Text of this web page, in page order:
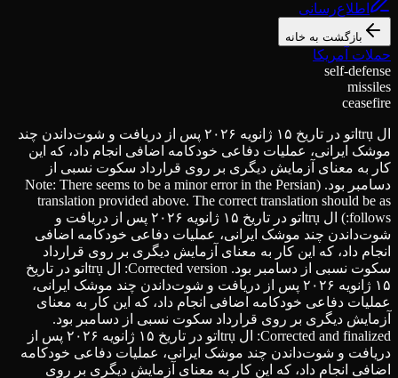
اطلاع‌رسانی
بازگشت به خانه
حملات آمریکا
self-defense
missiles
ceasefire
ال trụاتو در تاریخ ۱۵ ژانویه ۲۰۲۶ پس از دریافت و شوت‌داندن چند
موشک ایرانی، عملیات دفاعی خودکامه اضافی انجام داد، که این
کار به معنای آزمایش دیگری بر روی قرارداد سکوت نسبی از
دسامبر بود. (Note: There seems to be a minor error in the Persian
translation provided above. The correct translation should be as
follows:) ال trụاتو در تاریخ ۱۵ ژانویه ۲۰۲۶ پس از دریافت و
شوت‌داندن چند موشک ایرانی، عملیات دفاعی خودکامه اضافی
انجام داد، که این کار به معنای آزمایش دیگری بر روی قرارداد
سکوت نسبی از دسامبر بود. Corrected version: ال trụاتو در تاریخ
۱۵ ژانویه ۲۰۲۶ پس از دریافت و شوت‌داندن چند موشک ایرانی،
عملیات دفاعی خودکامه اضافی انجام داد، که این کار به معنای
آزمایش دیگری بر روی قرارداد سکوت نسبی از دسامبر بود.
Corrected and finalized: ال trụاتو در تاریخ ۱۵ ژانویه ۲۰۲۶ پس از
دریافت و شوت‌داندن چند موشک ایرانی، عملیات دفاعی خودکامه
اضافی انجام داد، که این کار به معنای آزمایش دیگری بر روی